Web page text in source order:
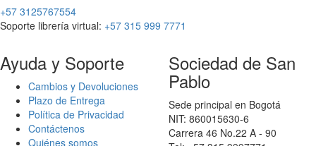
+57 3125767554
Soporte librería virtual: +57 315 999 7771
Ayuda y Soporte
Cambios y Devoluciones
Plazo de Entrega
Política de Privacidad
Contáctenos
Quiénes somos
Sociedad de San
Pablo
Sede principal en Bogotá
NIT: 860015630-6
Carrera 46 No.22 A - 90